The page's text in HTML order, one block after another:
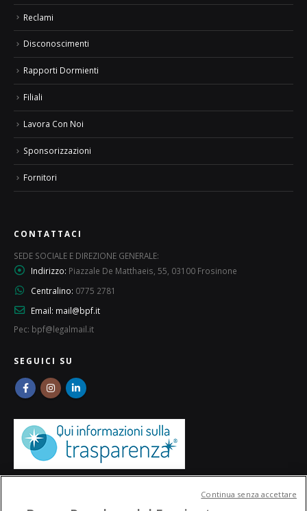
Reclami
Disconoscimenti
Rapporti Dormienti
Filiali
Lavora Con Noi
Sponsorizzazioni
Fornitori
CONTATTACI
SEDE SOCIALE E DIREZIONE GENERALE:
Indirizzo: Piazzale De Matthaeis, 55, 03100 Frosinone
Centralino: 0775 2781
Email: mail@bpf.it
Pec: bpf@legalmail.it
SEGUICI SU
Continua senza accettare